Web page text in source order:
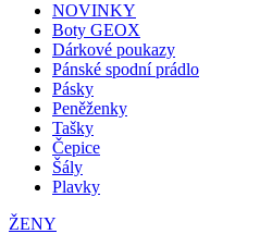
NOVINKY
Boty GEOX
Dárkové poukazy
Pánské spodní prádlo
Pásky
Peněženky
Tašky
Čepice
Šály
Plavky
ŽENY